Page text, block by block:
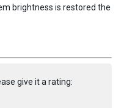
brightness is restored the
give it a rating: